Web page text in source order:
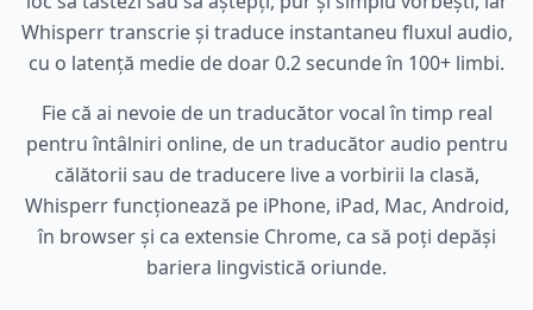
Whisperr transcrie și traduce instantaneu fluxul audio,
cu o latență medie de doar 0.2 secunde în 100+ limbi.
Fie că ai nevoie de un traducător vocal în timp real
pentru întâlniri online, de un traducător audio pentru
călătorii sau de traducere live a vorbirii la clasă,
Whisperr funcționează pe iPhone, iPad, Mac, Android,
în browser și ca extensie Chrome, ca să poți depăși
bariera lingvistică oriunde.